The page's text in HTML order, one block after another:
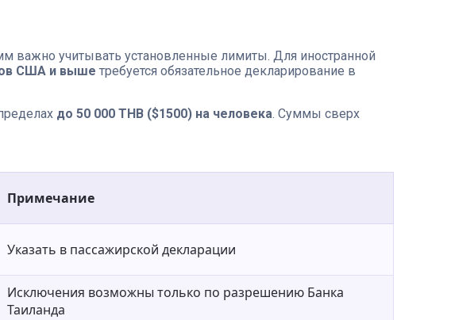
важно учитывать установленные лимиты. Для иностранной
США и выше требуется обязательное декларирование в
до 50 000 THB ($1500) на человека. Суммы сверх
Примечание
Указать в пассажирской декларации
Исключения возможны только по разрешению Банка
Таиланда